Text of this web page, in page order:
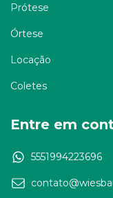
Prótese
Órtese
Locação
Coletes
Entre em
5551994223696